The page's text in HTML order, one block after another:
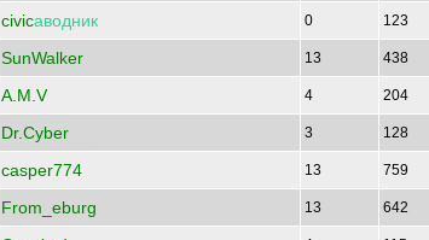
civicаводник 0 123
SunWalker 13 438
A.M.V 4 204
Dr.Cyber 3 128
casper774 13 759
From_eburg 13 642